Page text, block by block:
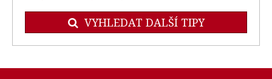
VYHLEDAT DALŠÍ TIPY